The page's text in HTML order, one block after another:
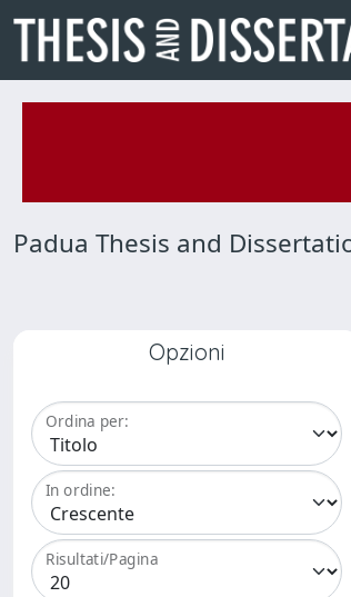
Padua Thesis and
Opzioni
Ordina per:
In ordine:
Risultati/Pagina